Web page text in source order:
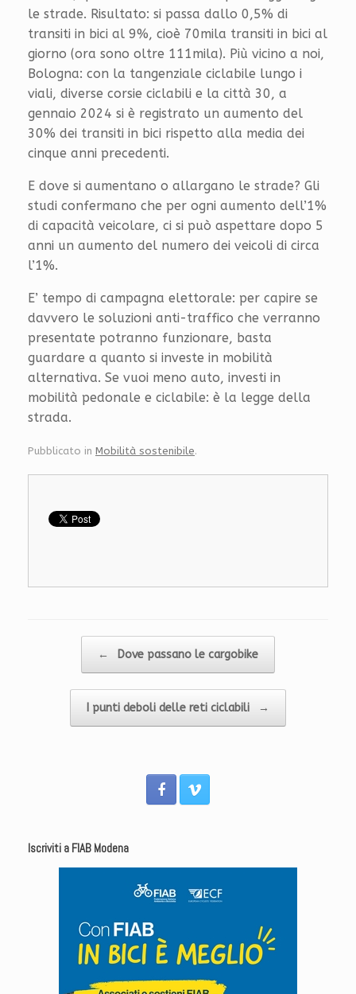
le strade. Risultato: si passa dallo 0,5% di
transiti in bici al 9%, cioè 70mila transiti in bici al
giorno (ora sono oltre 111mila). Più vicino a noi,
Bologna: con la tangenziale ciclabile lungo i
viali, diverse corsie ciclabili e la città 30, a
gennaio 2024 si è registrato un aumento del
30% dei transiti in bici rispetto alla media dei
cinque anni precedenti.
E dove si aumentano o allargano le strade? Gli
studi confermano che per ogni aumento dell’1%
di capacità veicolare, ci si può aspettare dopo 5
anni un aumento del numero dei veicoli di circa
l’1%.
E’ tempo di campagna elettorale: per capire se
davvero le soluzioni anti-traffico che verranno
presentate potranno funzionare, basta
guardare a quanto si investe in mobilità
alternativa. Se vuoi meno auto, investi in
mobilità pedonale e ciclabile: è la legge della
strada.
Pubblicato in Mobilità sostenibile.
←
Dove passano le cargobike
I punti deboli delle reti ciclabili →
Iscriviti a FIAB Modena